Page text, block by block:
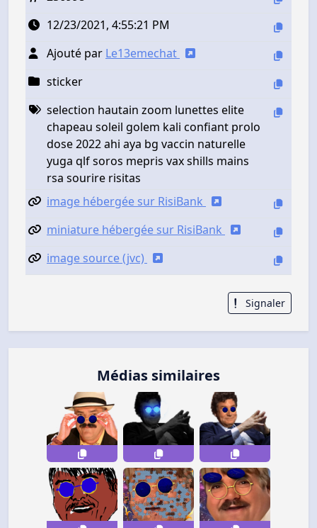
12/23/2021, 4:55:21 PM
Ajouté par Le13emechat
sticker
selection hautain zoom lunettes elite
chapeau soleil golem kali confiant prolo
dose 2022 ahi aya bg vaccin naturelle
yuga qlf soros mepris vax shills mains
rsa sourire risitas
image hébergée sur RisiBank
miniature hébergée sur RisiBank
image source (jvc)
Signaler
Médias similaires